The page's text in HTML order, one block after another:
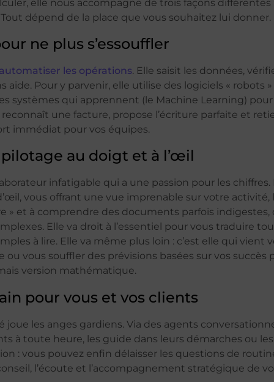
elle nous accompagne de trois façons
dépend de la place que vous souhaitez lui donner.
ne plus s’essouffler
les opérations. Elle saisit les données,
aide. Pour y parvenir, elle utilise des logiciels « robots
systèmes qui apprennent (le Machine Learning) pour
une facture, propose l’écriture parfaite et
immédiat pour vos équipes.
pilotage au doigt et à l’œil
infatigable qui a une passion pour les
vous offrant une vue imprenable sur votre
» et à comprendre des documents parfois
Elle va droit à l’essentiel pour vous traduire
à lire. Elle va même plus loin : c’est elle qui vient
ou vous souffler des prévisions basées sur vos succès
version mathématique.
pour vous et vos clients
joue les anges gardiens. Via des agents
à toute heure, les guide dans leurs démarches ou
: vous pouvez enfin délaisser les questions de
l’écoute et l’accompagnement stratégique de